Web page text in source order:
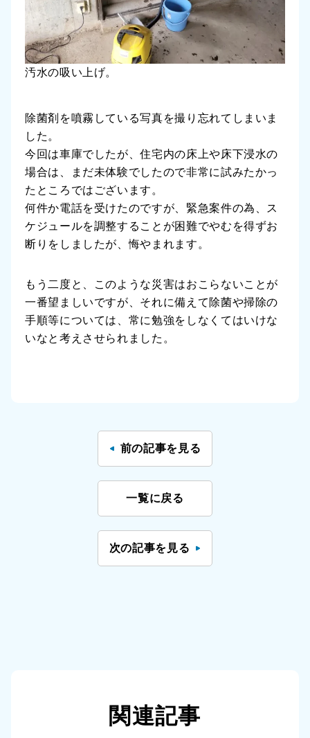
汚水の吸い上げ。
除菌剤を噴霧している写真を撮り忘れてしまいま
した。
今回は車庫でしたが、住宅内の床上や床下浸水の
場合は、まだ未体験でしたので非常に試みたかっ
たところではございます。
何件か電話を受けたのですが、緊急案件の為、ス
ケジュールを調整することが困難でやむを得ずお
断りをしましたが、悔やまれます。
もう二度と、このような災害はおこらないことが
一番望ましいですが、それに備えて除菌や掃除の
手順等については、常に勉強をしなくてはいけな
いなと考えさせられました。
前の記事を見る
一覧に戻る
次の記事を見る
関連記事